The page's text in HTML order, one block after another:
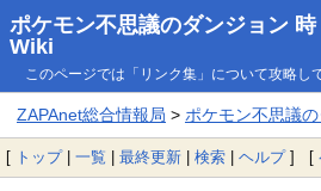
ポケモン不思議のダンジョン
Wiki
このページでは「リンク集」について攻略し
ZAPAnet総合情報局 > ポケモン不思議
[ トップ| 一覧 | 最終更新 | 検索 | ヘルプ] [